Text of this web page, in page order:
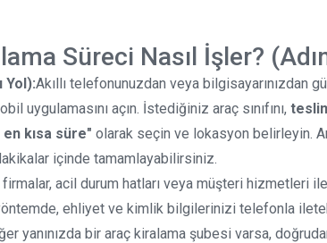
Süreci Nasıl İşler?
Yol):Akıllı telefonunuzdan veya bilgisayarınızdan
uygulamasını açın. İstediğiniz araç sınıfını,
kısa süre" olarak seçin ve lokasyon belirleyin.
içinde tamamlayabilirsiniz.
firmalar, acil durum hatları veya müşteri hizmetleri
ehliyet ve kimlik bilgilerinizi telefonla
yanınızda bir araç kiralama şubesi varsa,